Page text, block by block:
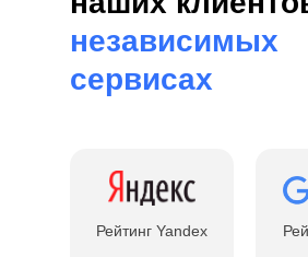
независимых
сервисах
Рейтинг Yandex